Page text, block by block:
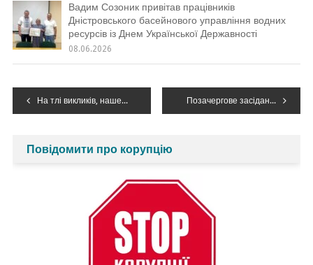
Вадим Созоник привітав працівників
Дністровського басейнового управління водних
ресурсів із Днем Української Державності
08.06.2026
Навігація
На тлі викликів, наше майбутнє – з чистою водою! Позачергове засідання басейнової ради Дністра відбудеться 12 листопада 2025 року о 10.00 (реєстрація з 09.30)
Повідомити про корупцію